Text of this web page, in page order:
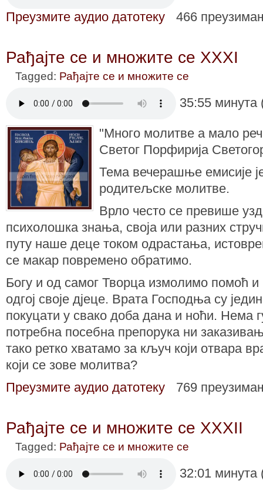
Преузмите аудио датотеку
466
Рађајте се и множите се XXXI
Tagged: Рађајте се и множите се
35:55
"Много молитве а мало
Светог Порфирија
Тема вечерашње емисије
родитељске молитве.
Врло често се превише
психолошка знања, своја или разних
путу наше деце током одрастања,
се макар повремено обратимо.
Богу и од самог Творца измолимо помоћ и
одгој своје дјеце. Врата Господња су
покуцати у свако доба дана и ноћи. Нема
потребна посебна препорука ни
тако ретко хватамо за кључ који отвара
који се зове молитва?
Преузмите аудио датотеку
769
Рађајте се и множите се XXXII
Tagged: Рађајте се и множите се
32:01